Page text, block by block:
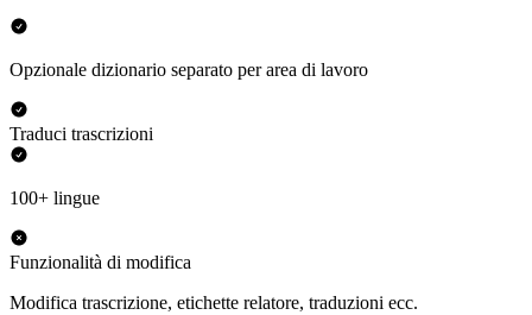
Opzionale dizionario separato per area di lavoro
Traduci trascrizioni
100+ lingue
Funzionalità di modifica
Modifica trascrizione, etichette relatore, traduzioni ecc.